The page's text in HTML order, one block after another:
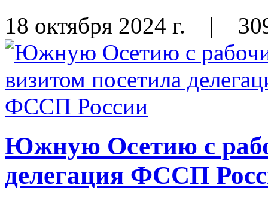
18 октября 2024 г. |
Южную Осетию с
делегация ФССП